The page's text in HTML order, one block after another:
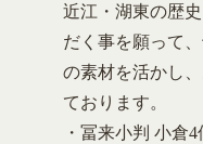
近江・湖東の歴
だく事を願って
の素材を活かし
ております。
・冨来小判 小倉